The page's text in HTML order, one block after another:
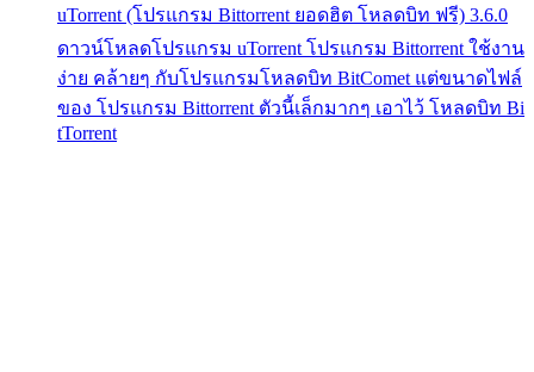
uTorrent (โปรแกรม Bittorrent ยอดฮิต โหลดบิท ฟรี) 3.6.0
ดาวน์โหลดโปรแกรม uTorrent โปรแกรม Bittorrent ใช้งาน
ง่าย คล้ายๆ กับโปรแกรมโหลดบิท BitComet แต่ขนาดไฟล์
ของ โปรแกรม Bittorrent ตัวนี้เล็กมากๆ เอาไว้ โหลดบิท Bi
tTorrent